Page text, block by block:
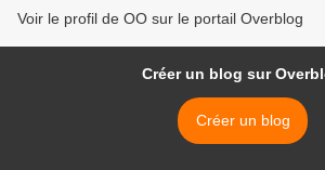
Voir le profil de OO sur le portail Overblog
Créer un blog sur
Créer un blog